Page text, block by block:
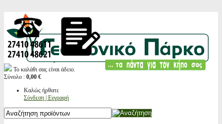
Το καλάθι σας είναι άδειο.
Σύνολο : 0,00 €
Καλώς ήρθατε
Σύνδεση | Εγγραφή